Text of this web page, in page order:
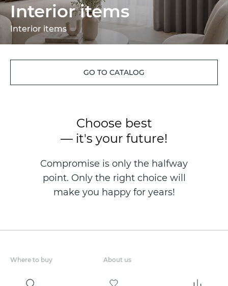
Interior items
Interior items
GO TO CATALOG
Choose best
— it's your future!
Compromise is only the halfway
point. Only the right choice will
make you happy for years!
Where to buy About us